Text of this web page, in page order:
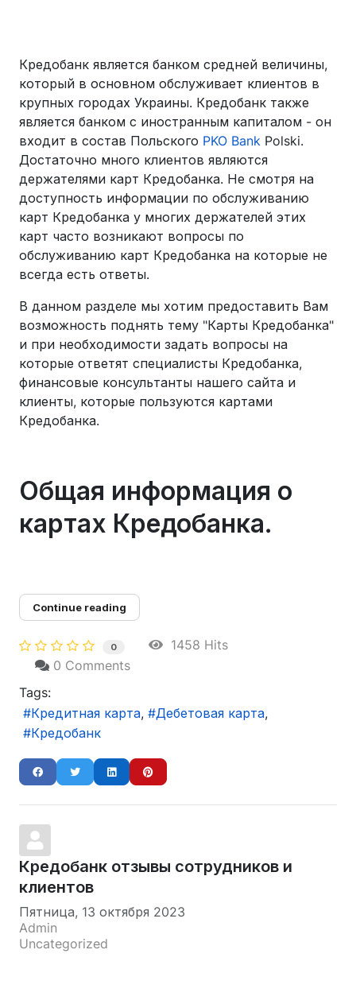
Кредобанк является банком средней величины,
который в основном обслуживает клиентов в
крупных городах Украины. Кредобанк также
является банком с иностранным капиталом - он
входит в состав Польского PKO Bank Polski.
Достаточно много клиентов являются
держателями карт Кредобанка. Не смотря на
доступность информации по обслуживанию
карт Кредобанка у многих держателей этих
карт часто возникают вопросы по
обслуживанию карт Кредобанка на которые не
всегда есть ответы.
В данном разделе мы хотим предоставить Вам
возможность поднять тему "Карты Кредобанка"
и при необходимости задать вопросы на
которые ответят специалисты Кредобанка,
финансовые консультанты нашего сайта и
клиенты, которые пользуются картами
Кредобанка.
Общая информация о
картах Кредобанка.
Continue reading
0
1458 Hits
0 Comments
Tags:
Кредитная карта
Дебетовая карта
Кредобанк
Кредобанк отзывы сотрудников и
клиентов
Пятница, 13 октября 2023
Admin
Uncategorized